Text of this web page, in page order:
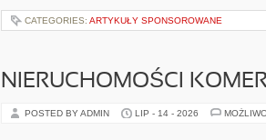
CATEGORIES: ARTYKUŁY SPONSOROWANE
NIERUCHOMOŚCI
POSTED BY ADMIN LIP - 14 - 2026